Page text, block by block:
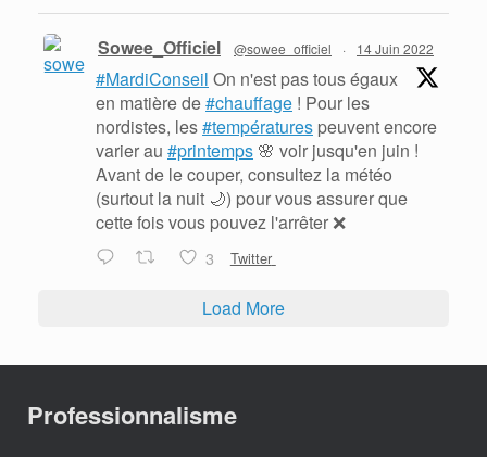
Sowee_Officiel @sowee_officiel · 14 Juin 2022
#MardiConseil On n'est pas tous égaux
en matière de#chauffage ! Pour les
nordistes, les#températures peuvent encore
varier au #printemps 🌸 voir jusqu'en juin !
Avant de le couper, consultez la météo
(surtout la nuit 🌙) pour vous assurer que
cette fois vous pouvez l'arrêter ❌
3 Twitter
Load More
Professionnalisme